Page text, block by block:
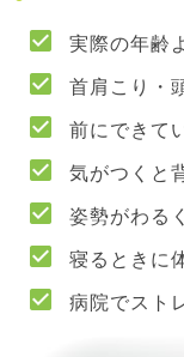
実際の年齢
首肩こり・
前にできて
気がつくと
姿勢がわる
寝るときに
病院でスト